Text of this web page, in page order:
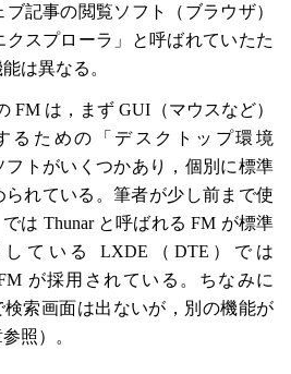
記事の閲覧ソフト（ブラウザ）
スプローラ」と呼ばれていたた
は異なる。
は，まず GUI（マウスなど）
るための「デスクトップ環境
フトがいくつかあり，個別に標準
れている。筆者が少し前まで使
は Thunar と呼ばれる FM が標準
ている LXDE（DTE）では
が採用されている。ちなみに
検索画面は出ないが，別の機能が
照）。